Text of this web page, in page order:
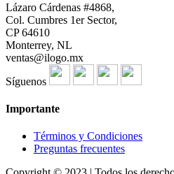
Lázaro Cárdenas #4868,
Col. Cumbres 1er Sector,
CP 64610
Monterrey, NL
ventas@ilogo.mx
Síguenos
Importante
Términos y Condiciones
Preguntas frecuentes